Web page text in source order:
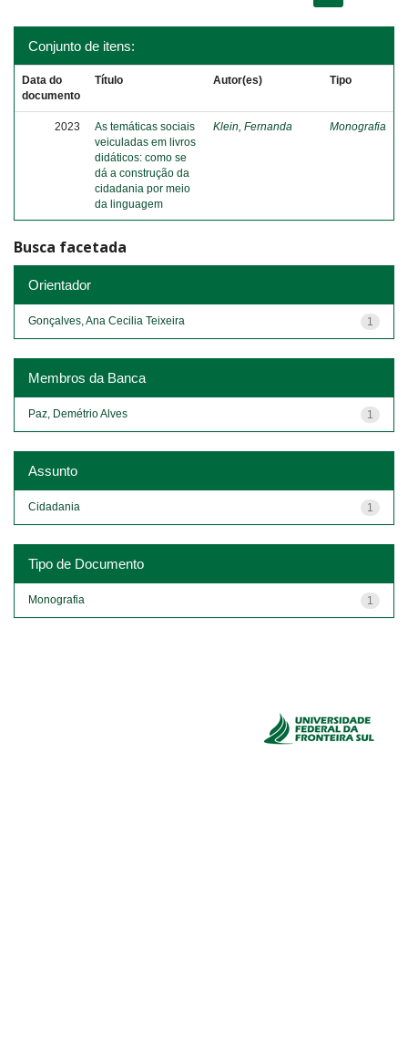
Conjunto de itens:
Data do
documento
Título Autor(es) Tipo
2023
As temáticas sociais
veiculadas em livros
didáticos: como se
dá a construção da
cidadania por meio
da linguagem
Klein, Fernanda Monografia
Busca facetada
Orientador
1
Gonçalves, Ana Cecilia Teixeira
Membros da Banca
1
Paz, Demétrio Alves
Assunto
1
Cidadania
Tipo de Documento
1
Monografia